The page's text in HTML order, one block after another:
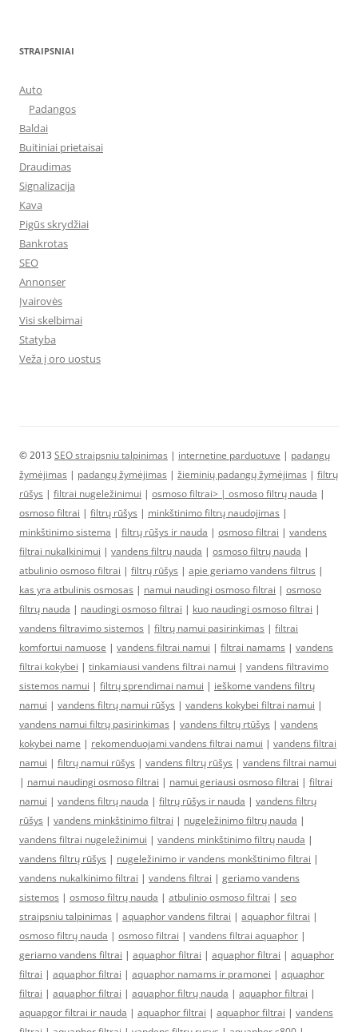
STRAIPSNIAI
Auto
Padangos
Baldai
Buitiniai prietaisai
Draudimas
Signalizacija
Kava
Pigūs skrydžiai
Bankrotas
SEO
Annonser
Įvairovės
Visi skelbimai
Statyba
Veža į oro uostus
© 2013 SEO straipsniu talpinimas | internetine parduotuve | padangų
žymėjimas | padangų žymėjimas | žieminių padangų žymėjimas | filtrų
rūšys | filtrai nugeležinimui | osmoso filtrai> | osmoso filtrų nauda |
osmoso filtrai | filtrų rūšys | minkštinimo filtrų naudojimas |
minkštinimo sistema | filtrų rūšys ir nauda | osmoso filtrai | vandens
filtrai nukalkinimui | vandens filtrų nauda | osmoso filtrų nauda |
atbulinio osmoso filtrai | filtrų rūšys | apie geriamo vandens filtrus |
kas yra atbulinis osmosas | namui naudingi osmoso filtrai | osmoso
filtrų nauda | naudingi osmoso filtrai | kuo naudingi osmoso filtrai |
vandens filtravimo sistemos | filtrų namui pasirinkimas | filtrai
komfortui namuose | vandens filtrai namui | filtrai namams | vandens
filtrai kokybei | tinkamiausi vandens filtrai namui | vandens filtravimo
sistemos namui | filtrų sprendimai namui | ieškome vandens filtrų
namui | vandens filtrų namui rūšys | vandens kokybei filtrai namui |
vandens namui filtrų pasirinkimas | vandens filtrų rtūšys | vandens
kokybei name | rekomenduojami vandens filtrai namui | vandens filtrai
namui | filtrų namui rūšys | vandens filtrų rūšys | vandens filtrai namui
| namui naudingi osmoso filtrai | namui geriausi osmoso filtrai | filtrai
namui | vandens filtrų nauda | filtrų rūšys ir nauda | vandens filtrų
rūšys | vandens minkštinimo filtrai | nugeležinimo filtrų nauda |
vandens filtrai nugeležinimui | vandens minkštinimo filtrų nauda |
vandens filtrų rūšys | nugeležinimo ir vandens monkštinimo filtrai |
vandens nukalkinimo filtrai | vandens filtrai | geriamo vandens
sistemos | osmoso filtrų nauda | atbulinio osmoso filtrai | seo
straipsniu talpinimas | aquaphor vandens filtrai | aquaphor filtrai |
osmoso filtrų nauda | osmoso filtrai | vandens filtrai aquaphor |
geriamo vandens filtrai | aquaphor filtrai | aquaphor filtrai | aquaphor
filtrai | aquaphor filtrai | aquaphor namams ir pramonei | aquaphor
filtrai | aquaphor filtrai | aquaphor filtrų nauda | aquaphor filtrai |
aquapgor filtrai ir nauda | aquaphor filtrai | aquaphor filtrai | vandens